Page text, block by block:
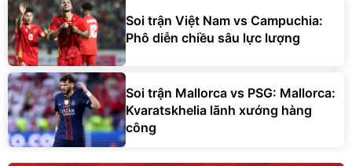
Soi trận Việt Nam vs Campuchia:
Phô diễn chiều sâu lực lượng
Soi trận Mallorca vs PSG: Mallorca:
Kvaratskhelia lãnh xướng hàng
công